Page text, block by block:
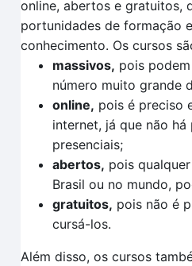
online, abertos e gratuitos,
portunidades de formação
conhecimento. Os cursos
massivos, pois
número muito grande
online, pois é preciso
internet, já que não há
presenciais;
abertos, pois
Brasil ou no mundo,
gratuitos, pois não é
cursá-los.
Além disso, os cursos